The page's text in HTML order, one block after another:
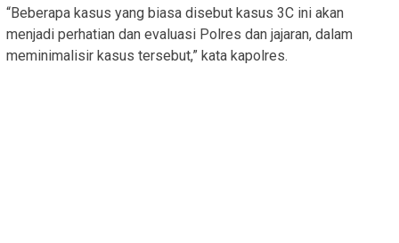
“Beberapa kasus yang biasa disebut kasus 3C ini akan
menjadi perhatian dan evaluasi Polres dan jajaran, dalam
meminimalisir kasus tersebut,” kata kapolres.